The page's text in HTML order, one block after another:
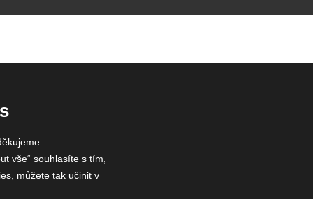
vše“ souhlasíte s tím,
můžete tak učinit v